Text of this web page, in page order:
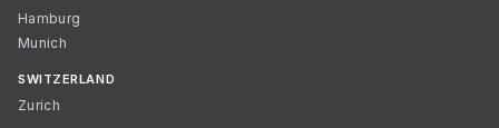
Hamburg
Munich
SWITZERLAND
Zurich